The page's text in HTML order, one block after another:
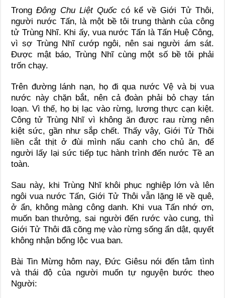
TrongĐông Chu Liệt Quốccó kể về Giới Tử Thôi,
người nước Tấn, là một bề tôi trung thành của công
tử Trùng Nhĩ. Khi ấy, vua nước Tấn là Tấn Huệ Công,
vì sợ Trùng Nhĩ cướp ngôi, nên sai người ám sát.
Được mật báo, Trùng Nhĩ cùng một số bề tôi phải
trốn chạy.
Trên đường lánh nạn, họ đi qua nước Vệ và bị vua
nước này chặn bắt, nên cả đoàn phải bỏ chạy tán
loạn. Vì thế, họ bị lạc vào rừng, lương thực cạn kiệt.
Công tử Trùng Nhĩ vì không ăn được rau rừng nên
kiệt sức, gần như sắp chết. Thấy vậy, Giới Tử Thôi
liền cắt thịt ở đùi mình nấu canh cho chủ ăn, để
người lấy lại sức tiếp tục hành trình đến nước Tề an
toàn.
Sau này, khi Trùng Nhĩ khôi phục nghiệp lớn và lên
ngôi vua nước Tấn, Giới Tử Thôi vẫn lặng lẽ về quê,
ở ẩn, không màng công danh. Khi vua Tấn nhớ ơn,
muốn ban thưởng, sai người đến rước vào cung, thì
Giới Tử Thôi đã cõng mẹ vào rừng sống ẩn dật, quyết
không nhận bổng lộc vua ban.
Bài Tin Mừng hôm nay, Đức Giêsu nói đến tâm tình
và thái độ của người muốn tự nguyện bước theo
Người: